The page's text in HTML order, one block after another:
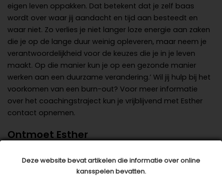
Deze website bevat artikelen die informatie over online
kansspelen bevatten.
eigen leven oppakken. Dat betekent dat je zelf baas
wordt over waar jij aandacht en tijd aan besteedt en
waar niet. Zo verlies je niet langer loze energie aan zaken
die je op de lange duur weinig opleveren, maar neem je
verantwoordelijkheid voor de keuzes die je in je leven
maakt. Op die manier kun je op een gezonde manier
werken aan een duurzame verandering.’ Wil jij hulp bij het
voorkomen van een burn-out? Voor meer informatie
over het coachingstraject kun je vrijblijvend met Esther
contact opnemen.
Ontmoet Esther
leidinggevende in het Voortgezet Onderwijs. Vanuit een
passie voor mensen en organisaties is ze werkzaam als